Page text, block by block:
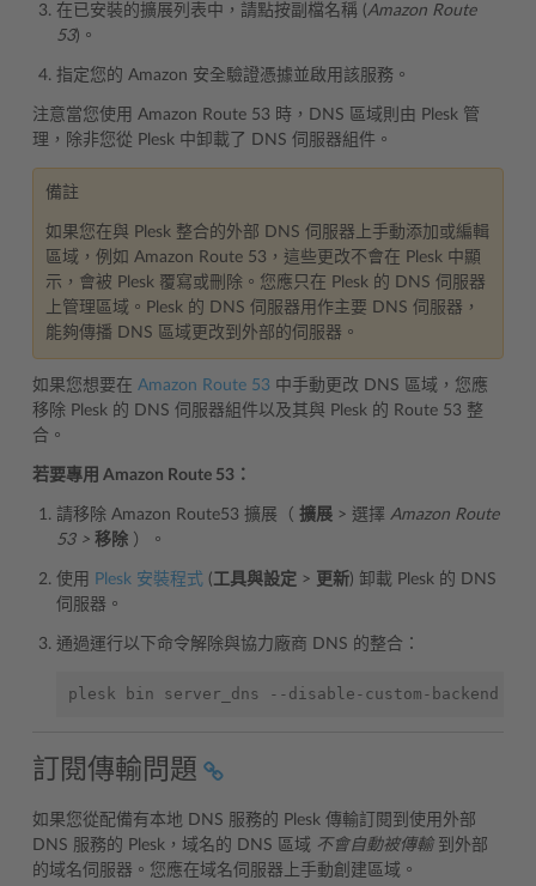
在已安裝的擴展列表中，請點按副檔名稱 (Amazon Route
53)。
指定您的 Amazon 安全驗證憑據並啟用該服務。
注意當您使用 Amazon Route 53 時，DNS 區域則由 Plesk 管
理，除非您從 Plesk 中卸載了 DNS 伺服器組件。
備註
如果您在與 Plesk 整合的外部 DNS 伺服器上手動添加或編輯
區域，例如 Amazon Route 53，這些更改不會在 Plesk 中顯
示，會被 Plesk 覆寫或刪除。您應只在 Plesk 的 DNS 伺服器
上管理區域。Plesk 的 DNS 伺服器用作主要 DNS 伺服器，
能夠傳播 DNS 區域更改到外部的伺服器。
如果您想要在 Amazon Route 53 中手動更改 DNS 區域，您應
移除 Plesk 的 DNS 伺服器組件以及其與 Plesk 的 Route 53 整
合。
若要專用 Amazon Route 53：
請移除 Amazon Route53 擴展（ 擴展 > 選擇 Amazon Route
53 > 移除 ）。
使用 Plesk 安裝程式 (工具與設定 > 更新) 卸載 Plesk 的 DNS
伺服器。
通過運行以下命令解除與協力廠商 DNS 的整合：
訂閱傳輸問題
如果您從配備有本地 DNS 服務的 Plesk 傳輸訂閱到使用外部
DNS 服務的 Plesk，域名的 DNS 區域 不會自動被傳輸到外部
的域名伺服器。您應在域名伺服器上手動創建區域。